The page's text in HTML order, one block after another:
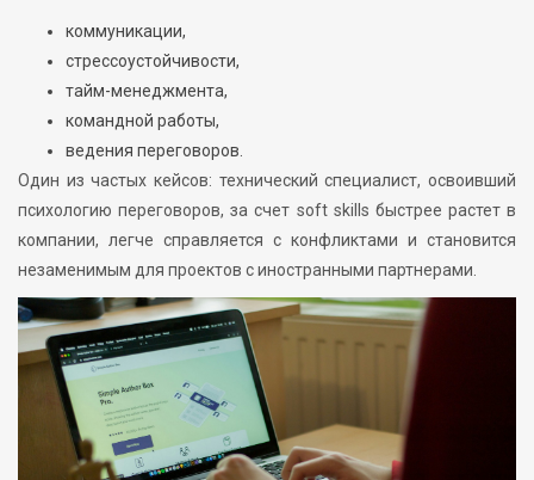
коммуникации,
стрессоустойчивости,
тайм-менеджмента,
командной работы,
ведения переговоров.
Один из частых кейсов: технический специалист, освоивший
психологию переговоров, за счет soft skills быстрее растет в
компании, легче справляется с конфликтами и становится
незаменимым для проектов с иностранными партнерами.